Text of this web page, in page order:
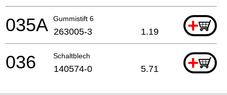
Gummistift 6 +
035A 263005-3 1.19
Schaltblech +
036 140574-0 5.71